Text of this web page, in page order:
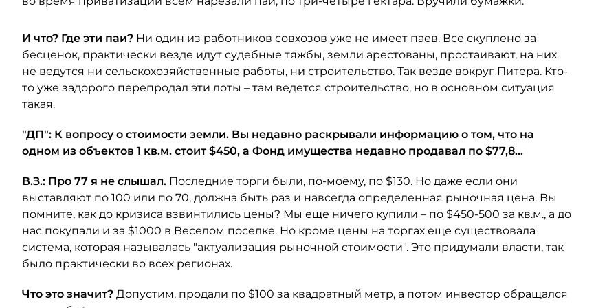
И что? Где эти паи? Ни один из работников совхозов уже не имеет паев. Все скуплено за
бесценок, практически везде идут судебные тяжбы, земли арестованы, простаивают, на них
не ведутся ни сельскохозяйственные работы, ни строительство. Так везде вокруг Питера. Кто-
то уже задорого перепродал эти лоты – там ведется строительство, но в основном ситуация
такая.
"ДП": К вопросу о стоимости земли. Вы недавно раскрывали информацию о том, что на
одном из объектов 1 кв.м. стоит $450, а Фонд имущества недавно продавал по $77,8…
В.З.: Про 77 я не слышал. Последние торги были, по-моему, по $130. Но даже если они
выставляют по 100 или по 70, должна быть раз и навсегда определенная рыночная цена. Вы
помните, как до кризиса взвинтились цены? Мы еще ничего купили – по $450-500 за кв.м., а до
нас покупали и за $1000 в Веселом поселке. Но кроме цены на торгах еще существовала
система, которая называлась "актуализация рыночной стоимости". Это придумали власти, так
было практически во всех регионах.
Что это значит? Допустим, продали по $100 за квадратный метр, а потом инвестор обращался